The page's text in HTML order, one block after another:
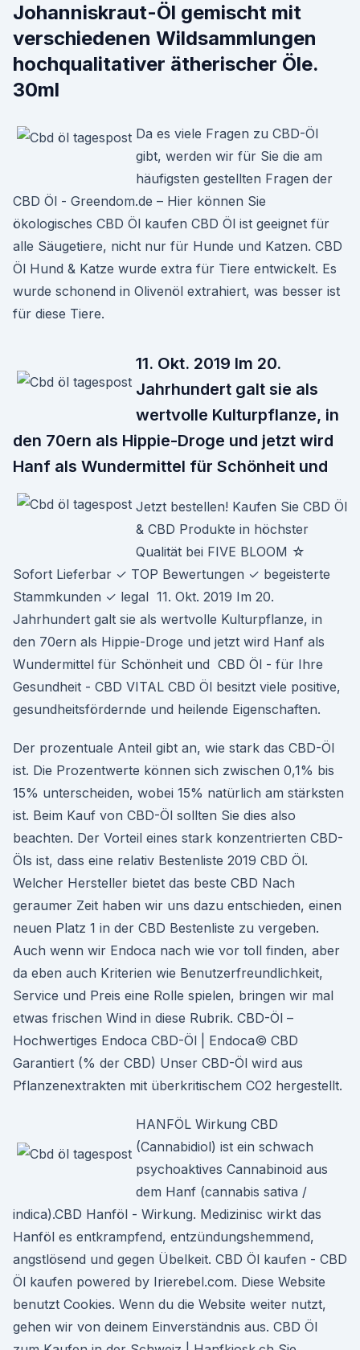
Johanniskraut-Öl gemischt mit
verschiedenen Wildsammlungen
hochqualitativer ätherischer Öle.
30ml
Da es viele Fragen zu CBD-Öl
gibt, werden wir für Sie die am
häufigsten gestellten Fragen der
CBD Öl - Greendom.de – Hier können Sie
ökologisches CBD Öl kaufen CBD Öl ist geeignet für
alle Säugetiere, nicht nur für Hunde und Katzen. CBD
Öl Hund & Katze wurde extra für Tiere entwickelt. Es
wurde schonend in Olivenöl extrahiert, was besser ist
für diese Tiere.
11. Okt. 2019 Im 20.
Jahrhundert galt sie als
wertvolle Kulturpflanze, in
den 70ern als Hippie-Droge und jetzt wird
Hanf als Wundermittel für Schönheit und
Jetzt bestellen! Kaufen Sie CBD Öl
& CBD Produkte in höchster
Qualität bei FIVE BLOOM ☆
Sofort Lieferbar ✓ TOP Bewertungen ✓ begeisterte
Stammkunden ✓ legal 11. Okt. 2019 Im 20.
Jahrhundert galt sie als wertvolle Kulturpflanze, in
den 70ern als Hippie-Droge und jetzt wird Hanf als
Wundermittel für Schönheit und CBD Öl - für Ihre
Gesundheit - CBD VITAL CBD Öl besitzt viele positive,
gesundheitsfördernde und heilende Eigenschaften.
Der prozentuale Anteil gibt an, wie stark das CBD-Öl
ist. Die Prozentwerte können sich zwischen 0,1% bis
15% unterscheiden, wobei 15% natürlich am stärksten
ist. Beim Kauf von CBD-Öl sollten Sie dies also
beachten. Der Vorteil eines stark konzentrierten CBD-
Öls ist, dass eine relativ Bestenliste 2019 CBD Öl.
Welcher Hersteller bietet das beste CBD Nach
geraumer Zeit haben wir uns dazu entschieden, einen
neuen Platz 1 in der CBD Bestenliste zu vergeben.
Auch wenn wir Endoca nach wie vor toll finden, aber
da eben auch Kriterien wie Benutzerfreundlichkeit,
Service und Preis eine Rolle spielen, bringen wir mal
etwas frischen Wind in diese Rubrik. CBD-Öl –
Hochwertiges Endoca CBD-Öl | Endoca© CBD
Garantiert (% der CBD) Unser CBD-Öl wird aus
Pflanzenextrakten mit überkritischem CO2 hergestellt.
HANFÖL Wirkung CBD
(Cannabidiol) ist ein schwach
psychoaktives Cannabinoid aus
dem Hanf (cannabis sativa /
indica).CBD Hanföl - Wirkung. Medizinisc wirkt das
Hanföl es entkrampfend, entzündungshemmend,
angstlösend und gegen Übelkeit. CBD Öl kaufen - CBD
Öl kaufen powered by Irierebel.com. Diese Website
benutzt Cookies. Wenn du die Website weiter nutzt,
gehen wir von deinem Einverständnis aus. CBD Öl